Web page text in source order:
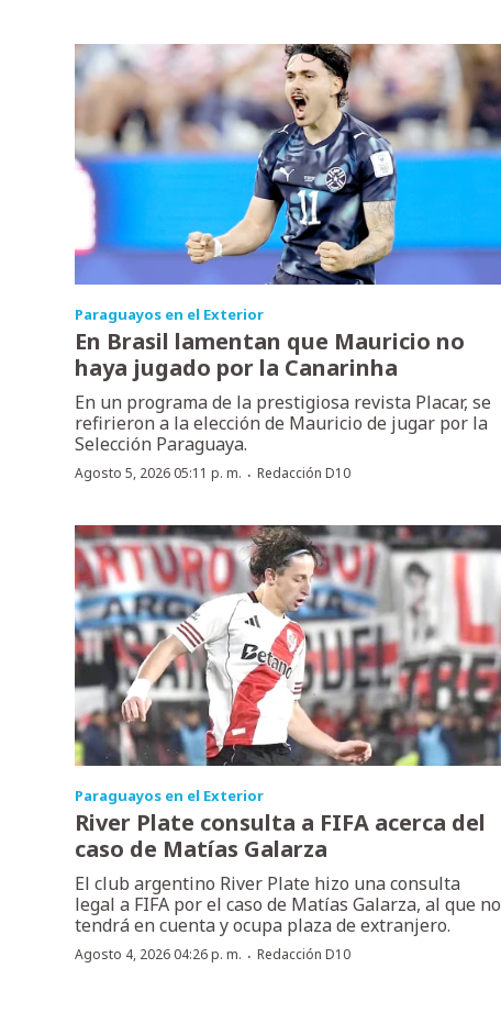
Paraguayos en el Exterior
En Brasil lamentan que Mauricio no
haya jugado por la Canarinha
En un programa de la prestigiosa revista Placar, se
refirieron a la elección de Mauricio de jugar por la
Selección Paraguaya.
Agosto 5, 2026 05:11 p. m. · Redacción D10
Paraguayos en el Exterior
River Plate consulta a FIFA acerca del
caso de Matías Galarza
El club argentino River Plate hizo una consulta
legal a FIFA por el caso de Matías Galarza, al que no
tendrá en cuenta y ocupa plaza de extranjero.
Agosto 4, 2026 04:26 p. m. · Redacción D10